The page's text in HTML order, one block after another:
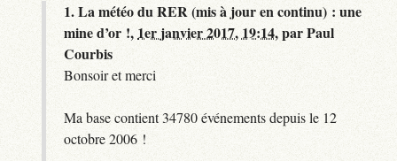
1.La météo du RER (mis à jour en continu) : une
mine d’or !, 1er janvier 2017, 19:14,parPaul
Courbis
Bonsoir et merci
Ma base contient 34780 événements depuis le 12
octobre 2006 !